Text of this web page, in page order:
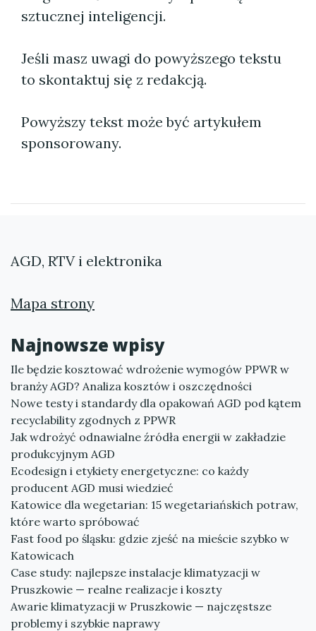
sztucznej inteligencji.
Jeśli masz uwagi do powyższego tekstu
to skontaktuj się z redakcją.
Powyższy tekst może być artykułem
sponsorowany.
AGD, RTV i elektronika
Mapa strony
Najnowsze wpisy
Ile będzie kosztować wdrożenie wymogów PPWR w
branży AGD? Analiza kosztów i oszczędności
Nowe testy i standardy dla opakowań AGD pod kątem
recyclability zgodnych z PPWR
Jak wdrożyć odnawialne źródła energii w zakładzie
produkcyjnym AGD
Ecodesign i etykiety energetyczne: co każdy
producent AGD musi wiedzieć
Katowice dla wegetarian: 15 wegetariańskich potraw,
które warto spróbować
Fast food po śląsku: gdzie zjeść na mieście szybko w
Katowicach
Case study: najlepsze instalacje klimatyzacji w
Pruszkowie — realne realizacje i koszty
Awarie klimatyzacji w Pruszkowie — najczęstsze
problemy i szybkie naprawy